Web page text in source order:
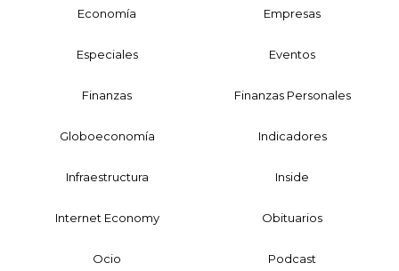
Economía Empresas
Especiales Eventos
Finanzas Finanzas Personales
Globoeconomía Indicadores
Infraestructura Inside
Internet Economy Obituarios
Ocio Podcast